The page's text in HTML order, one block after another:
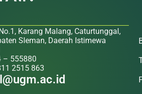
Karang Malang, Caturtunggal,
Sleman, Daerah Istimewa
– 555880
2515 863